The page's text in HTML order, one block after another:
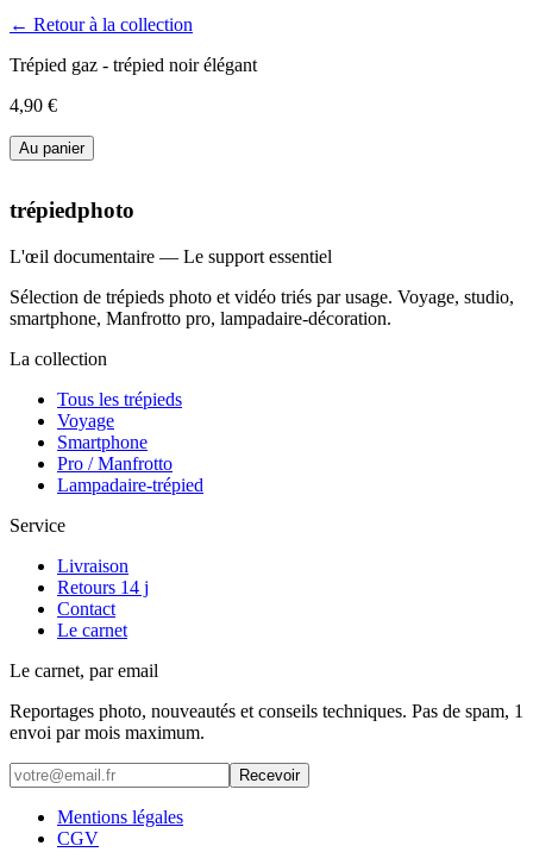
← Retour à la collection
Trépied gaz - trépied noir élégant
4,90 €
Au panier
trépiedphoto
L'œil documentaire — Le support essentiel
Sélection de trépieds photo et vidéo triés par usage. Voyage, studio,
smartphone, Manfrotto pro, lampadaire-décoration.
La collection
Tous les trépieds
Voyage
Smartphone
Pro / Manfrotto
Lampadaire-trépied
Service
Livraison
Retours 14 j
Contact
Le carnet
Le carnet, par email
Reportages photo, nouveautés et conseils techniques. Pas de spam, 1
envoi par mois maximum.
Recevoir
Mentions légales
CGV